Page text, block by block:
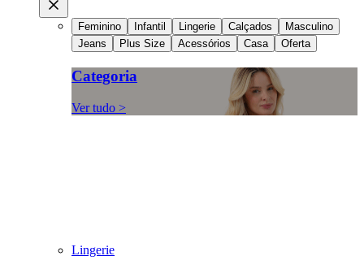
Feminino Infantil Lingerie Calçados
Masculino
Jeans
Plus Size Acessórios Casa Oferta
Categoria
Ver tudo >
Lingerie